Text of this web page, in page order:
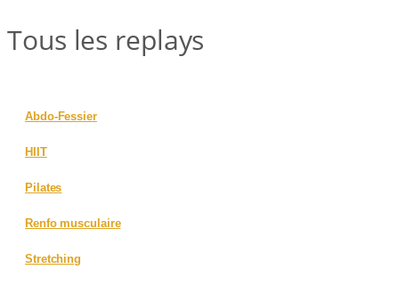
Tous les replays
Abdo-Fessier
HIIT
Pilates
Renfo musculaire
Stretching